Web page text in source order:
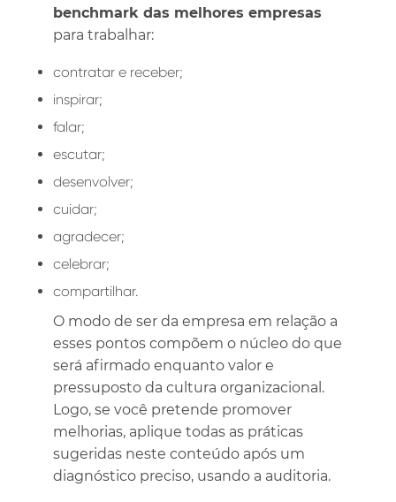
benchmark das melhores empresas
para trabalhar:
contratar e receber;
inspirar;
falar;
escutar;
desenvolver;
cuidar;
agradecer;
celebrar;
compartilhar.
O modo de ser da empresa em relação a
esses pontos compõem o núcleo do que
será afirmado enquanto valor e
pressuposto da cultura organizacional.
Logo, se você pretende promover
melhorias, aplique todas as práticas
sugeridas neste conteúdo após um
diagnóstico preciso, usando a auditoria.